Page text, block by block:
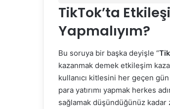
TikTok’ta
Yapmalıyım?
Bu soruya bir başka deyişle “
kazanmak demek etkileşim
kullanıcı kitlesini her geçen
para yatırımı yapmak herkes
sağlamak düşündüğünüz kadar